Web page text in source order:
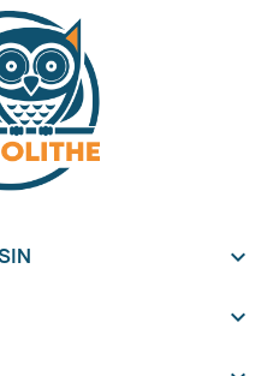
keyboard_arrow_down
